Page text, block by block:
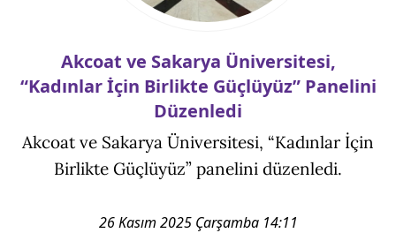
Akcoat ve Sakarya Üniversitesi,
“Kadınlar İçin Birlikte Güçlüyüz” Panelini
Düzenledi
Akcoat ve Sakarya Üniversitesi, “Kadınlar İçin
Birlikte Güçlüyüz” panelini düzenledi.
26 Kasım 2025 Çarşamba 14:11